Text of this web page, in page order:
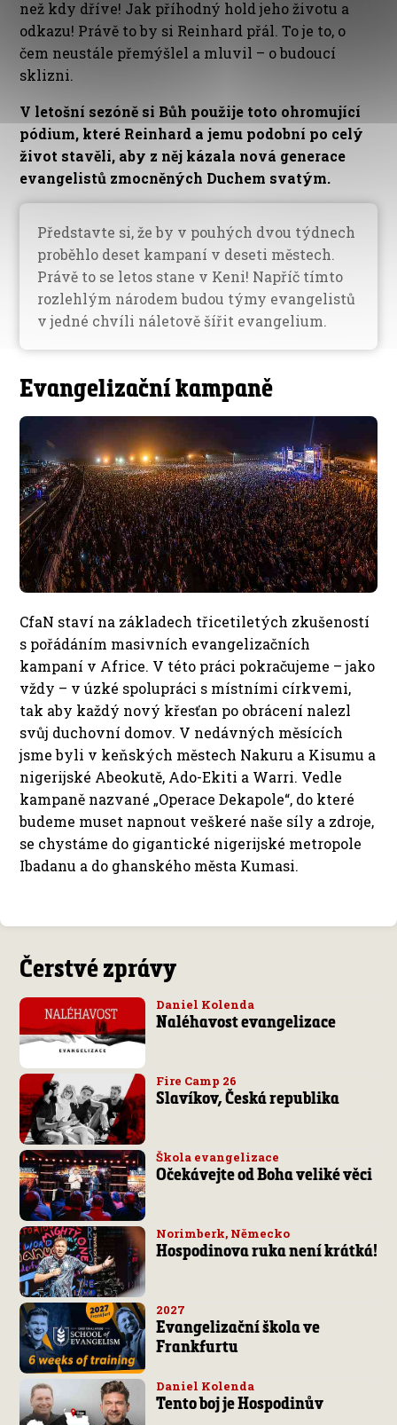
než kdy dříve! Jak příhodný hold jeho životu a
odkazu! Právě to by si Reinhard přál. To je to, o
čem neustále přemýšlel a mluvil – o budoucí
sklizni.
V letošní sezóně si Bůh použije toto ohromující
pódium, které Reinhard a jemu podobní po celý
život stavěli, aby z něj kázala nová generace
evangelistů zmocněných Duchem svatým.
Představte si, že by v pouhých dvou týdnech
proběhlo deset kampaní v deseti městech.
Právě to se letos stane v Keni! Napříč tímto
rozlehlým národem budou týmy evangelistů
v jedné chvíli náletově šířit evangelium.
Evangelizační kampaně
CfaN staví na základech třicetiletých zkušeností
s pořádáním masivních evangelizačních
kampaní v Africe. V této práci pokračujeme – jako
vždy – v úzké spolupráci s místními církvemi,
tak aby každý nový křesťan po obrácení nalezl
svůj duchovní domov. V nedávných měsících
jsme byli v keňských městech Nakuru a Kisumu a
nigerijské Abeokutě, Ado-Ekiti a Warri. Vedle
kampaně nazvané „Operace Dekapole“, do které
budeme muset napnout veškeré naše síly a zdroje,
se chystáme do gigantické nigerijské metropole
Ibadanu a do ghanského města Kumasi.
Čerstvé zprávy
Daniel Kolenda
Naléhavost evangelizace
Fire Camp 26
Slavíkov, Česká republika
Škola evangelizace
Očekávejte od Boha veliké věci
Norimberk, Německo
Hospodinova ruka není krátká!
2027
Evangelizační škola ve
Frankfurtu
Daniel Kolenda
Tento boj je Hospodinův